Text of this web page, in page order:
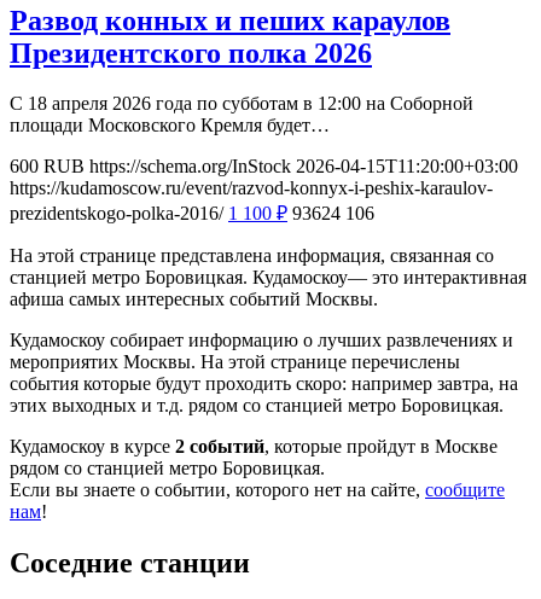
Развод конных и пеших караулов
Президентского полка 2026
С 18 апреля 2026 года по субботам в 12:00 на Соборной
площади Московского Кремля будет…
600 RUB https://schema.org/InStock 2026-04-15T11:20:00+03:00
https://kudamoscow.ru/event/razvod-konnyx-i-peshix-karaulov-
prezidentskogo-polka-2016/ 1 100 ₽ 93624 106
На этой странице представлена информация, связанная со
станцией метро Боровицкая. Кудамоскоу— это интерактивная
афиша самых интересных событий Москвы.
Кудамоскоу собирает информацию о лучших развлечениях и
мероприятих Москвы. На этой странице перечислены
события которые будут проходить скоро: например завтра, на
этих выходных и т.д. рядом со станцией метро Боровицкая.
Кудамоскоу в курсе 2 событий, которые пройдут в Москве
рядом со станцией метро Боровицкая.
Если вы знаете о событии, которого нет на сайте, сообщите
нам!
Соседние станции